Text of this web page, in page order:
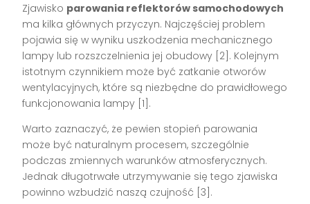
Zjawisko parowania reflektorów samochodowych
ma kilka głównych przyczyn. Najczęściej problem
pojawia się w wyniku uszkodzenia mechanicznego
lampy lub rozszczelnienia jej obudowy [2]. Kolejnym
istotnym czynnikiem może być zatkanie otworów
wentylacyjnych, które są niezbędne do prawidłowego
funkcjonowania lampy [1].
Warto zaznaczyć, że pewien stopień parowania
może być naturalnym procesem, szczególnie
podczas zmiennych warunków atmosferycznych.
Jednak długotrwałe utrzymywanie się tego zjawiska
powinno wzbudzić naszą czujność [3].